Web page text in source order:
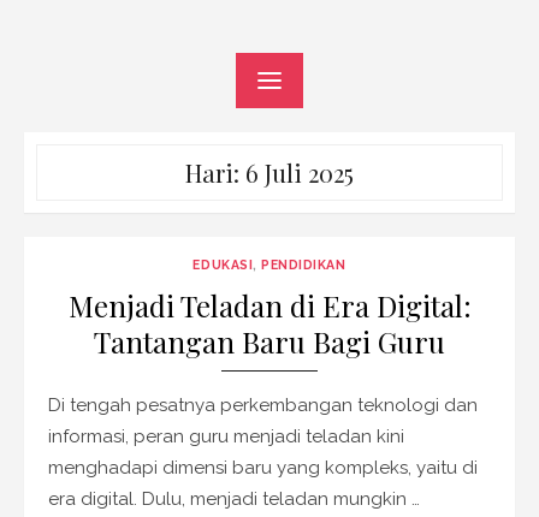
Hari: 6 Juli 2025
EDUKASI,PENDIDIKAN
Menjadi Teladan di Era Digital:
Tantangan Baru Bagi Guru
Di tengah pesatnya perkembangan teknologi dan
informasi, peran guru menjadi teladan kini
menghadapi dimensi baru yang kompleks, yaitu di
era digital. Dulu, menjadi teladan mungkin …